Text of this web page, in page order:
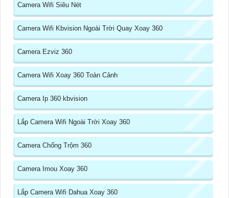
Camera Wifi Siêu Nét
Camera Wifi Kbvision Ngoài Trời Quay Xoay 360
Camera Ezviz 360
Camera Wifi Xoay 360 Toàn Cảnh
Camera Ip 360 kbvision
Lắp Camera Wifi Ngoài Trời Xoay 360
Camera Chống Trộm 360
Camera Imou Xoay 360
Lắp Camera Wifi Dahua Xoay 360